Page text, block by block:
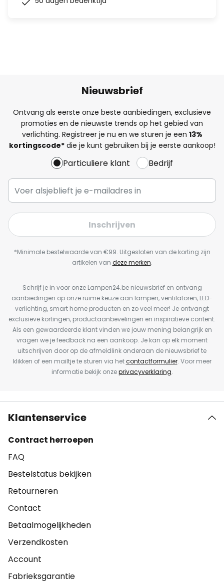
Nieuwsbrief
Ontvang als eerste onze beste aanbiedingen, exclusieve
promoties en de nieuwste trends op het gebied van
verlichting. Registreer je nu en we sturen je een 13%
kortingscode*die je kunt gebruiken bij je eerste aankoop!
Particuliere klant Bedrijf
Inschrijven
*Minimale bestelwaarde van €99. Uitgesloten van de korting zijn
artikelen van deze merken.
Schrijf je in voor onze Lampen24.be nieuwsbrief en ontvang
aanbiedingen op onze ruime keuze aan lampen, ventilatoren, LED-
verlichting, smart home producten en zo veel meer! Je ontvangt
exclusieve kortingen, productaanbevelingen en inspiratieve content.
Als een gewaardeerde klant vinden we jouw mening belangrijk en
vragen we je feedback na een aankoop. Je kan op elk moment
uitschrijven door op de afmeldlink onderaan de nieuwsbrief te
klikken of een mailtje te sturen via hetcontactformulier. Voor meer
informatie bekijk onzeprivacyverklaring.
Klantenservice
Contract herroepen
FAQ
Bestelstatus bekijken
Retourneren
Contact
Betaalmogelijkheden
Verzendkosten
Account
Fabrieksgarantie